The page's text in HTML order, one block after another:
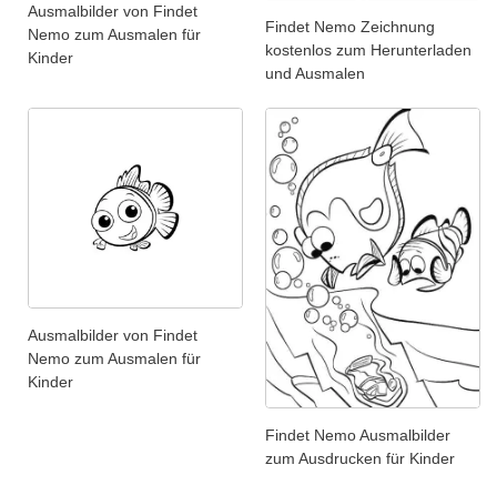
Ausmalbilder von Findet
Nemo zum Ausmalen für
Kinder
Findet Nemo Zeichnung
kostenlos zum Herunterladen
und Ausmalen
Ausmalbilder von Findet
Nemo zum Ausmalen für
Kinder
Findet Nemo Ausmalbilder
zum Ausdrucken für Kinder